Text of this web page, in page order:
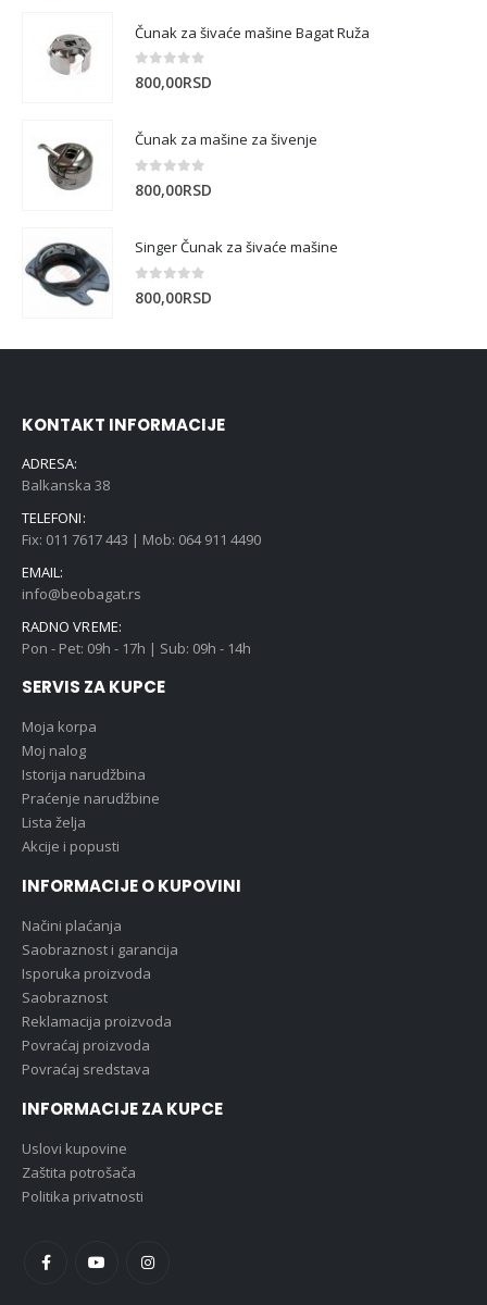
Čunak za šivaće mašine Bagat Ruža
0 out of 5
800,00RSD
Čunak za mašine za šivenje
0 out of 5
800,00RSD
Singer Čunak za šivaće mašine
800,00RSD
KONTAKT INFORMACIJE
ADRESA:
Balkanska 38
TELEFONI:
Fix: 011 7617 443 | Mob: 064 911 4490
EMAIL:
info@beobagat.rs
RADNO VREME:
Pon - Pet: 09h - 17h | Sub: 09h - 14h
SERVIS ZA KUPCE
Moja korpa
Moj nalog
Istorija narudžbina
Praćenje narudžbine
Lista želja
Akcije i popusti
INFORMACIJE O KUPOVINI
Načini plaćanja
Saobraznost i garancija
Isporuka proizvoda
Saobraznost
Reklamacija proizvoda
Povraćaj proizvoda
Povraćaj sredstava
INFORMACIJE ZA KUPCE
Uslovi kupovine
Zaštita potrošača
Politika privatnosti